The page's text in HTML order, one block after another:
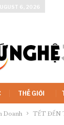
6, 2026
THẾ GIỚI
Doanh TẾT ĐẾN